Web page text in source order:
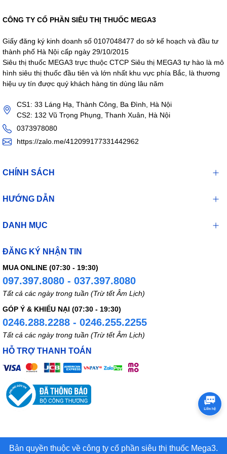
CÔNG TY CỔ PHẦN SIÊU THỊ THUỐC MEGA3
Giấy đăng ký kinh doanh số 0107048477 do sở kế hoạch và đầu tư
thành phố Hà Nội cấp ngày 29/10/2015
Siêu thị thuốc MEGA3 trực thuộc CTCP Siêu thị MEGA3 tự hào là mô
hình siêu thị thuốc đầu tiên và lớn nhất khu vực phía Bắc, là thương
hiệu uy tín được quý khách hàng tin dùng lâu năm
CS1: 33 Láng Hạ, Thành Công, Ba Đình, Hà Nội
CS2: 132 Vũ Trọng Phụng, Thanh Xuân, Hà Nội
0373978080
https://zalo.me/412099177331442962
CHÍNH SÁCH
HƯỚNG DẪN
DANH MỤC
ĐĂNG KÝ NHẬN TIN
MUA ONLINE (07:30 - 19:30)
097.397.8080 - 037.397.8080
Tất cả các ngày trong tuần (Trừ tết Âm Lịch)
GÓP Ý & KHIẾU NẠI (07:30 - 19:30)
0246.288.2288 - 0246.255.2255
Tất cả các ngày trong tuần (Trừ tết Âm Lịch)
HỖ TRỢ THANH TOÁN
Bản quyền thuộc về công ty cổ phần siêu thị thuốc Mega3.